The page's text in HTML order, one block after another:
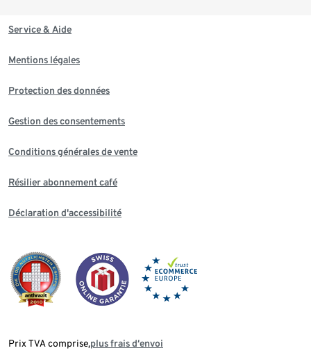
Service & Aide
Mentions légales
Protection des données
Gestion des consentements
Conditions générales de vente
Résilier abonnement café
Déclaration d'accessibilité
Prix TVA comprise,plus frais d‘envoi